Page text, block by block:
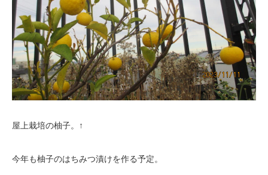
屋上栽培の柚子。↑
今年も柚子のはちみつ漬けを作る予定。